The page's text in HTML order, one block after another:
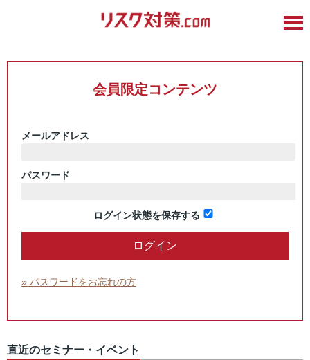
会員限定コンテンツ
メールアドレス
パスワード
ログイン状態を保存する
» パスワードをお忘れの方
直近のセミナー・イベント